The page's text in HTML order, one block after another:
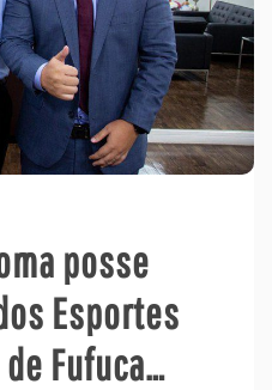
posse
Esportes
Fufuca…